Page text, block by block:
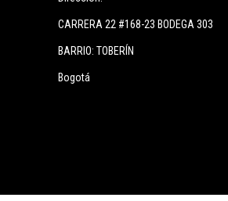
CARRERA 22 #168-23 BODEGA 303
BARRIO: TOBERÍN
Bogotá